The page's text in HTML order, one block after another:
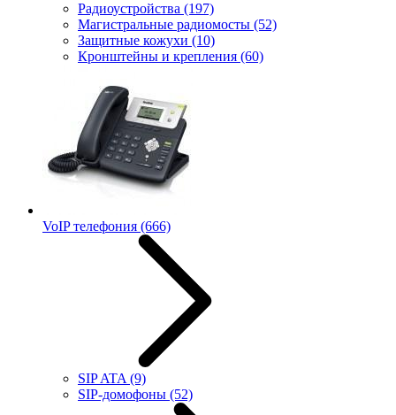
Радиоустройства (197)
Магистральные радиомосты (52)
Защитные кожухи (10)
Кронштейны и крепления (60)
VoIP телефония (666)
SIP ATA (9)
SIP-домофоны (52)